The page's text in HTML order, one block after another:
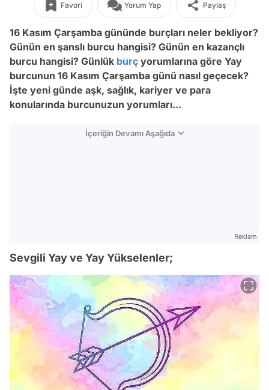
Favori Yorum Yap Paylaş
16 Kasım Çarşamba gününde burçları neler bekliyor?
Günün en şanslı burcu hangisi? Günün en kazançlı
burcu hangisi? Günlük burç yorumlarına göre Yay
burcunun 16 Kasım Çarşamba günü nasıl geçecek?
İşte yeni günde aşk, sağlık, kariyer ve para
konularında burcunuzun yorumları...
İçeriğin Devamı Aşağıda
Reklam
Sevgili Yay ve Yay Yükselenler;